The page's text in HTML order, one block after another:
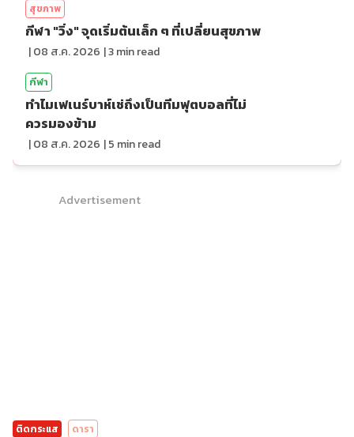
สุขภาพ
กีฬา "วิ่ง" จุดเริ่มต้นเล็ก ๆ ที่เปลี่ยนสุขภาพ
|08 ส.ค. 2026 |3min read
กีฬา
ทำไมเฟเนร์บาห์เช่ถึงเป็นทีมฟุตบอลที่ไม่
ควรมองข้าม
|08 ส.ค. 2026 |5 min read
Advertisement
ติดกระแส ดารา